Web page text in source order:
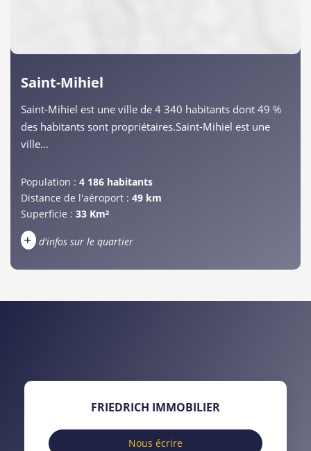
Saint-Mihiel
Saint-Mihiel est une ville de 4 340 habitants dont 49 %
des habitants sont propriétaires.Saint-Mihiel est une
ville...
Population : 4 186 habitants
Distance de l'aéroport : 49 km
Superficie : 33 Km²
+ d'infos sur le quartier
VOITURE
DISTANCE DE L'AÉROPORT : SUPERFICIE :
FRIEDRICH IMMOBILIER
Nous écrire